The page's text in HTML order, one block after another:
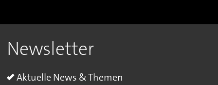
Newsletter
Aktuelle News & Themen